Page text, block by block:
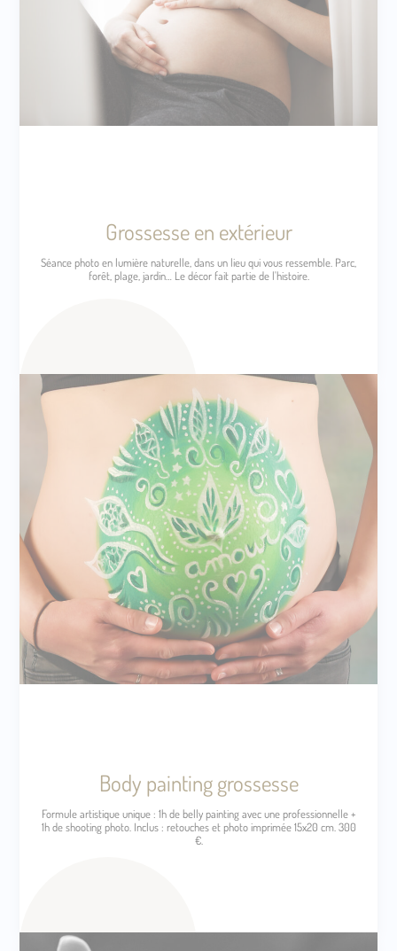
Grossesse en extérieur
Séance photo en lumière naturelle, dans un lieu qui vous ressemble. Parc,
forêt, plage, jardin… Le décor fait partie de l'histoire.
Body painting grossesse
Formule artistique unique : 1h de belly painting avec une professionnelle +
1h de shooting photo. Inclus : retouches et photo imprimée 15x20 cm. 300
€.